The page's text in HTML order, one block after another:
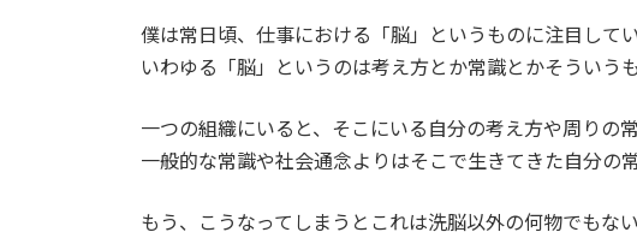
僕は常日頃、仕事における「脳」というものに注目してい
いわゆる「脳」というのは考え方とか常識とかそういう
一つの組織にいると、そこにいる自分の考え方や周りの
一般的な常識や社会通念よりはそこで生きてきた自分の
もう、こうなってしまうとこれは洗脳以外の何物でもない